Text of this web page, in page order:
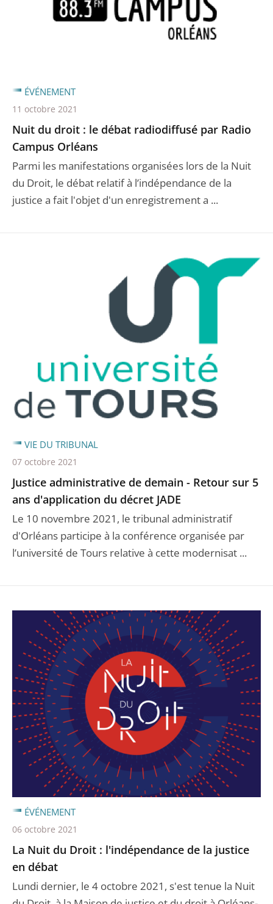
Nuit du droit : le débat radiodiffusé par Radio
Campus Orléans
Parmi les manifestations organisées lors de la Nuit
du Droit, le débat relatif à l’indépendance de la
justice a fait l'objet d'un enregistrement a ...
ÉVÉNEMENT
11 octobre 2021
Justice administrative de demain - Retour sur 5
ans d'application du décret JADE
Le 10 novembre 2021, le tribunal administratif
d'Orléans participe à la conférence organisée par
l’université de Tours relative à cette modernisat ...
VIE DU TRIBUNAL
07 octobre 2021
La Nuit du Droit : l'indépendance de la justice
en débat
Lundi dernier, le 4 octobre 2021, s'est tenue la Nuit
ÉVÉNEMENT
06 octobre 2021